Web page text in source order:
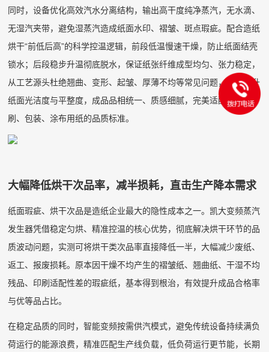
同时，设备优化高效汽水分离结构，输出高干度纯净蒸汽，无水滴、
无湿汽夹带，避免湿蒸汽造成纸面水印、褶皱、斑点瑕疵。配合造纸
烘干“前低后高”的科学控温逻辑，前段低温慢速干燥，防止纸面结壳
锁水；后段稳步升温彻底脱水，保证纸张纤维成型均匀、张力稳定，
从工艺源头杜绝翘曲、变形、起皱、厚薄不均等常见问题，大幅提升
纸面光洁度与平整度，成品品相统一、质感细腻，完美适配高端印
刷、包装、涂布用纸的品质标准。
大幅降低烘干次品率，减半损耗，直击生产降本需求
纸面瑕疵、烘干次品是造纸企业最大的隐性成本之一。凯大变频蒸汽
发生器凭借稳定匀烘、精准控温的核心优势，彻底解决烘干环节的品
质波动问题，实测可将烘干类次品率直接降低一半，大幅减少废纸、
返工、报废损耗。原本因干燥不均产生的褶皱纸、翘曲纸、干湿不均
残品、印刷适配性差的瑕疵纸，基本得到根治，有效提升成品合格率
与优等品占比。
在稳定品质的同时，智能变频按需供汽模式，避免传统设备持续满负
荷运行的能源浪费，精准匹配生产线负载，低负荷运行更节能，长期